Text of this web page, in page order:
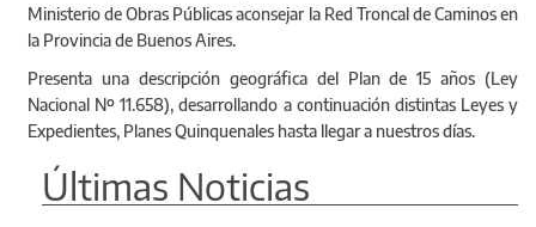
la Provincia de Buenos Aires.
Presenta una descripción geográfica del Plan de 15 años (Ley
Nacional Nº 11.658), desarrollando a continuación distintas Leyes y
Expedientes, Planes Quinquenales hasta llegar a nuestros días.
Últimas Noticias